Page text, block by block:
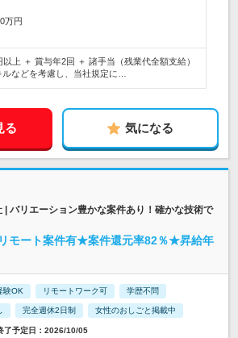
万円
上 ＋ 賞与年2回 ＋ 諸手当（残業代全額支給）
などを考慮し、当社規定に…
る 気になる
| バリエーション豊かな案件あり！確かな技術で
リモート案件有★案件還元率82％★昇給年
験OK リモートワーク可 学歴不問
完全週休2日制 女性のおしごと掲載中
予定日：2026/10/05